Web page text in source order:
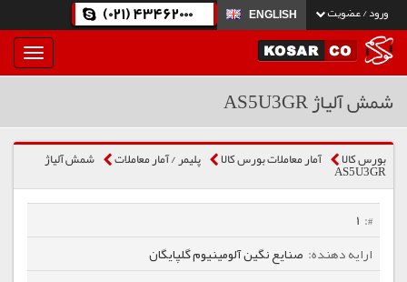
ورود / عضویت ENGLISH
(021) 43462000
بار
و
شمش آلیاژ AS5U3GR
بورس کالا آمار معاملات بورس کالا پلیمر / آمار معاملات شمش آلیاژ
AS5U3GR
1
صنایع نگین آلومینیوم گلپایگان